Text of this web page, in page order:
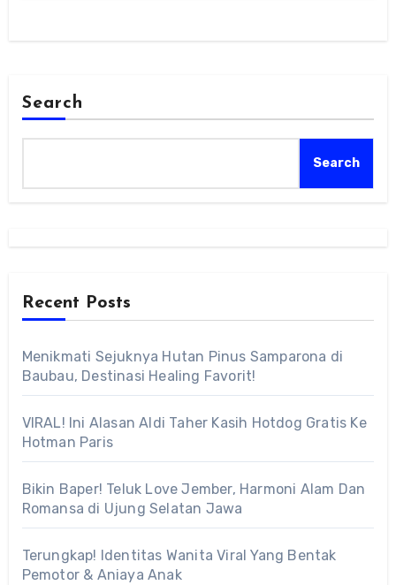
Search
Search
Recent Posts
Menikmati Sejuknya Hutan Pinus Samparona di
Baubau, Destinasi Healing Favorit!
VIRAL! Ini Alasan Aldi Taher Kasih Hotdog Gratis Ke
Hotman Paris
Bikin Baper! Teluk Love Jember, Harmoni Alam Dan
Romansa di Ujung Selatan Jawa
Terungkap! Identitas Wanita Viral Yang Bentak
Pemotor & Aniaya Anak